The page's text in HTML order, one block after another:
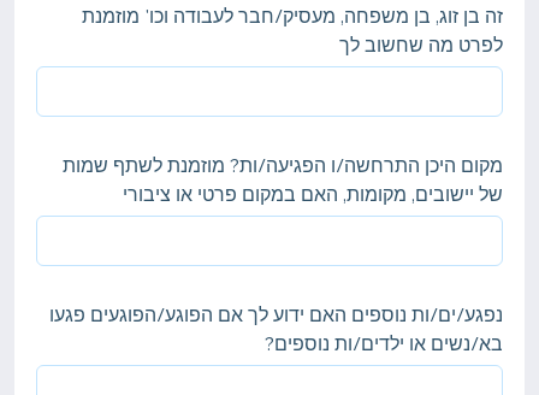
זה בן זוג, בן משפחה, מעסיק/חבר לעבודה וכו' מוזמנת
לפרט מה שחשוב לך
מקום היכן התרחשה/ו הפגיעה/ות? מוזמנת לשתף שמות
של יישובים, מקומות, האם במקום פרטי או ציבורי
נפגע/ים/ות נוספים האם ידוע לך אם הפוגע/הפוגעים פגעו
בא/נשים או ילדים/ות נוספים?